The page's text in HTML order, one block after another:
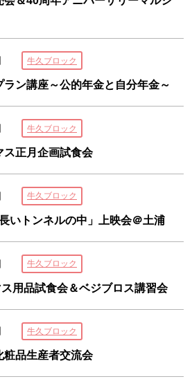
牛久ブロック
ン講座～公的年金と自分年金～
牛久ブロック
ス正月企画試食会
牛久ブロック
いトンネルの中」上映会＠土浦
牛久ブロック
用品試食会＆ベジブロス講習会
牛久ブロック
粧品生産者交流会